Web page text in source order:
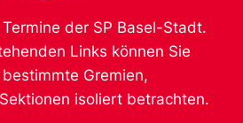
der SP Basel-Stadt.
Links können Sie
Gremien,
isoliert betrachten.